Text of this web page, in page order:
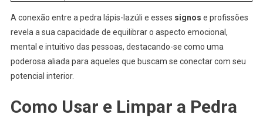
A conexão entre a pedra lápis-lazúli e esses signos e profissões
revela a sua capacidade de equilibrar o aspecto emocional,
mental e intuitivo das pessoas, destacando-se como uma
poderosa aliada para aqueles que buscam se conectar com seu
potencial interior.
Como Usar e Limpar a Pedra